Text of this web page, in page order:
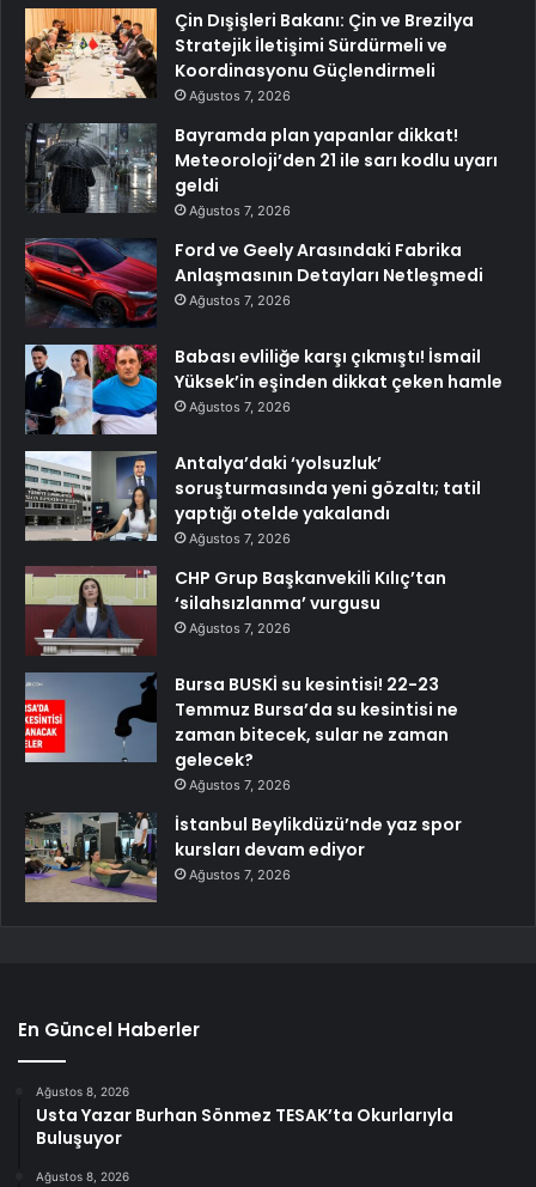
Çin Dışişleri Bakanı: Çin ve Brezilya
Stratejik İletişimi Sürdürmeli ve
Koordinasyonu Güçlendirmeli
Ağustos 7, 2026
Bayramda plan yapanlar dikkat!
Meteoroloji’den 21 ile sarı kodlu uyarı
geldi
Ağustos 7, 2026
Ford ve Geely Arasındaki Fabrika
Anlaşmasının Detayları Netleşmedi
Ağustos 7, 2026
Babası evliliğe karşı çıkmıştı! İsmail
Yüksek’in eşinden dikkat çeken hamle
Ağustos 7, 2026
Antalya’daki ‘yolsuzluk’
soruşturmasında yeni gözaltı; tatil
yaptığı otelde yakalandı
Ağustos 7, 2026
CHP Grup Başkanvekili Kılıç’tan
‘silahsızlanma’ vurgusu
Ağustos 7, 2026
Bursa BUSKİ su kesintisi! 22-23
Temmuz Bursa’da su kesintisi ne
zaman bitecek, sular ne zaman
gelecek?
Ağustos 7, 2026
İstanbul Beylikdüzü’nde yaz spor
kursları devam ediyor
Ağustos 7, 2026
En Güncel Haberler
Ağustos 8, 2026
Usta Yazar Burhan Sönmez TESAK’ta Okurlarıyla
Buluşuyor
Ağustos 8, 2026